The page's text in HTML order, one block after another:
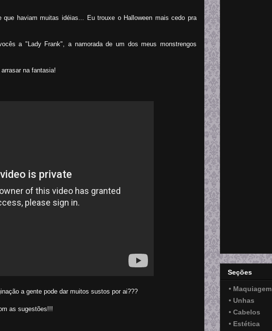
haviam muitas idéias... Eu trouxe o Halloween mais cedo pra
a "Lady Frank", a namorada de um dos meus monstrengos
na fantasia!
a gente pode dar muitos sustos por ai???
as sugestões!!!
Seções
• Maquiagem
• Unhas
• Cabelos
• Estética